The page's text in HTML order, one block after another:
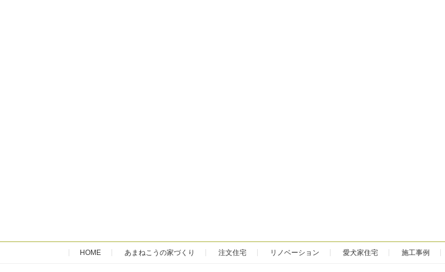
HOME あまねこうの家づくり 注文住宅 リノベーション 愛犬家住宅 施工事例